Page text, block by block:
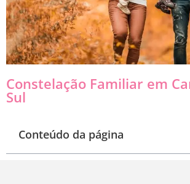
Constelação Familiar em
Sul
Conteúdo da página